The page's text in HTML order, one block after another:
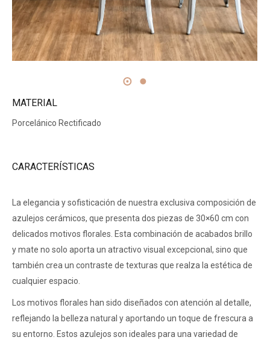
MATERIAL
Porcelánico Rectificado
CARACTERÍSTICAS
La elegancia y sofisticación de nuestra exclusiva composición de
azulejos cerámicos, que presenta dos piezas de 30×60 cm con
delicados motivos florales. Esta combinación de acabados brillo
y mate no solo aporta un atractivo visual excepcional, sino que
también crea un contraste de texturas que realza la estética de
cualquier espacio.
Los motivos florales han sido diseñados con atención al detalle,
reflejando la belleza natural y aportando un toque de frescura a
su entorno. Estos azulejos son ideales para una variedad de